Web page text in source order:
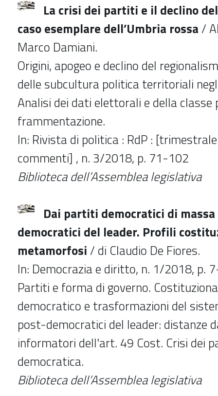
La crisi dei partiti e il declino
caso esemplare dell’Umbria rossa /
Marco Damiani.
Origini, apogeo e declino del
delle subcultura politica territoriali
Analisi dei dati elettorali e della
frammentazione.
In: Rivista di politica : RdP :
commenti] , n. 3/2018, p. 71-102
Biblioteca dell’Assemblea legislativa
Dai partiti democratici di
democratici del leader. Profili
metamorfosi / di Claudio De Fiores.
In: Democrazia e diritto, n. 1/2018, p.
Partiti e forma di governo.
democratico e trasformazioni del
post-democratici del leader: distanze
informatori dell'art. 49 Cost. Crisi dei
democratica.
Biblioteca dell’Assemblea legislativa